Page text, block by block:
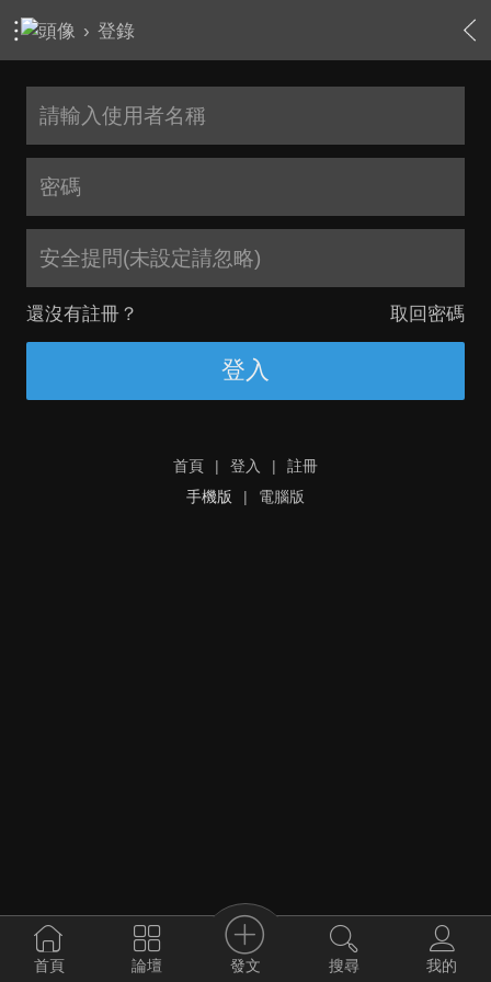
› 登錄
安全提問(未設定請忽略)
還沒有註冊？ 取回密碼
登入
首頁 | 登入 |
註冊
手機版
| 電腦版
首頁 論壇 發文 搜尋 我的